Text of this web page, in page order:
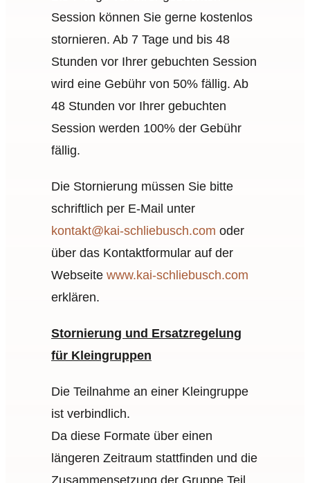
Session können Sie gerne kostenlos
stornieren. Ab 7 Tage und bis 48
Stunden vor Ihrer gebuchten Session
wird eine Gebühr von 50% fällig. Ab
48 Stunden vor Ihrer gebuchten
Session werden 100% der Gebühr
fällig.
Die Stornierung müssen Sie bitte
schriftlich per E‑Mail unter
kontakt@kai-schliebusch.com oder
über das Kontaktformular auf der
Webseite www.kai-schliebusch.com
erklären.
Stornierung und Ersatzregelung
für Kleingruppen
Die Teilnahme an einer Kleingruppe
ist verbindlich.
Da diese Formate über einen
längeren Zeitraum stattfinden und die
Zusammensetzung der Gruppe Teil